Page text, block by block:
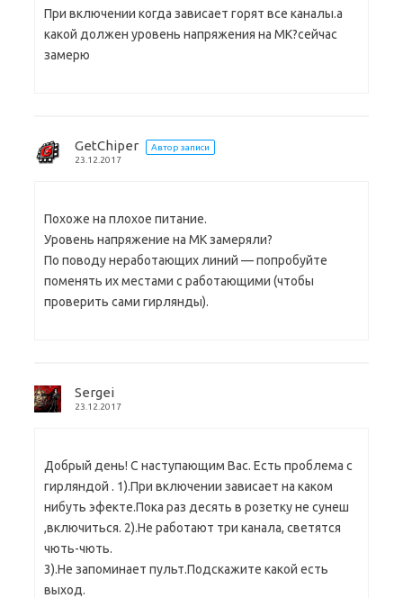
При включении когда зависает горят все каналы.а
какой должен уровень напряжения на МК?сейчас
замерю
GetChiper
Автор записи
23.12.2017
Похоже на плохое питание.
Уровень напряжение на МК замеряли?
По поводу неработающих линий — попробуйте
поменять их местами с работающими (чтобы
проверить сами гирлянды).
Sergei
23.12.2017
Добрый день! С наступающим Вас. Есть проблема с
гирляндой . 1).При включении зависает на каком
нибуть эфекте.Пока раз десять в розетку не сунеш
,включиться. 2).Не работают три канала, светятся
чють-чють.
3).Не запоминает пульт.Подскажите какой есть
выход.